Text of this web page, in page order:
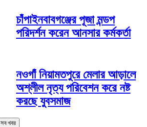
চাঁপাইনবাবগঞ্জের পূজা মন্ডপ
পরিদর্শন করেন আনসার কর্মকর্তা
নওগাঁ নিয়ামতপুরে মেলার আড়ালে
অশ্লীল নৃত্য পরিবেশন করে নষ্ট
করছে যুবসমাজ
সব খবর